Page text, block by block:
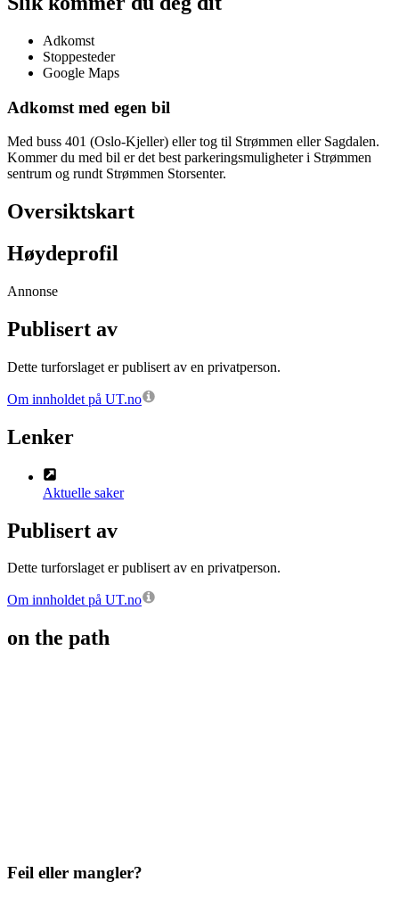
Adkomst
Stoppesteder
Google Maps
Adkomst med egen bil
Med buss 401 (Oslo-Kjeller) eller tog til Strømmen eller Sagdalen.
Kommer du med bil er det best parkeringsmuligheter i Strømmen
sentrum og rundt Strømmen Storsenter.
Oversiktskart
Høydeprofil
Annonse
Publisert av
Dette turforslaget er publisert av en privatperson.
Om innholdet på UT.no
Lenker
Aktuelle saker
Publisert av
Dette turforslaget er publisert av en privatperson.
Om innholdet på UT.no
on the path
Feil eller mangler?